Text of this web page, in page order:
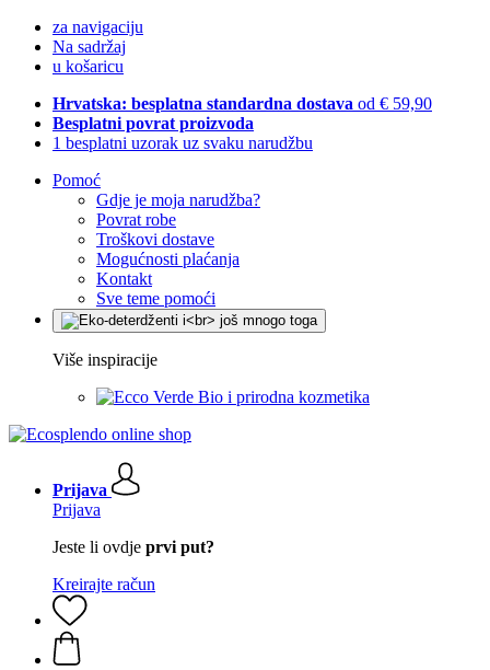
za navigaciju
Na sadržaj
u košaricu
Hrvatska: besplatna standardna dostava od € 59,90
Besplatni povrat proizvoda
1 besplatni uzorak uz svaku narudžbu
Pomoć
Gdje je moja narudžba?
Povrat robe
Troškovi dostave
Mogućnosti plaćanja
Kontakt
Sve teme pomoći
Više inspiracije
Bio i prirodna kozmetika
Prijava
Prijava
Jeste li ovdje prvi put?
Kreirajte račun